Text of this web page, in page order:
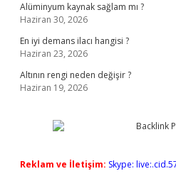
Alüminyum kaynak sağlam mı ?
Haziran 30, 2026
En iyi demans ilacı hangisi ?
Haziran 23, 2026
Altının rengi neden değişir ?
Haziran 19, 2026
Reklam ve İletişim: Skype: